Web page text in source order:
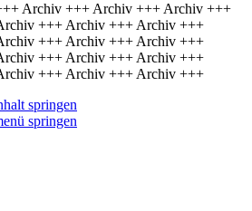
Archiv +++ Archiv +++ Archiv +++
+++ Archiv +++ Archiv +++
+++ Archiv +++ Archiv +++
+++ Archiv +++ Archiv +++
+++ Archiv +++ Archiv +++
springen
springen